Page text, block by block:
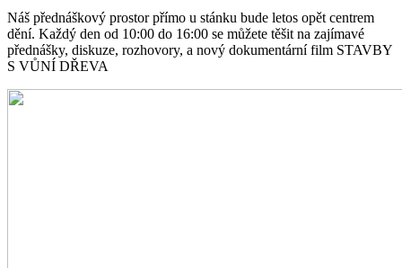
Náš přednáškový prostor přímo u stánku bude letos opět centrem
dění. Každý den od 10:00 do 16:00 se můžete těšit na zajímavé
přednášky, diskuze, rozhovory, a nový dokumentární film STAVBY
S VŮNÍ DŘEVA